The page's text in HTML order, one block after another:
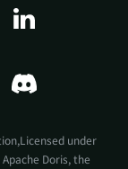
under
Apache Doris, the